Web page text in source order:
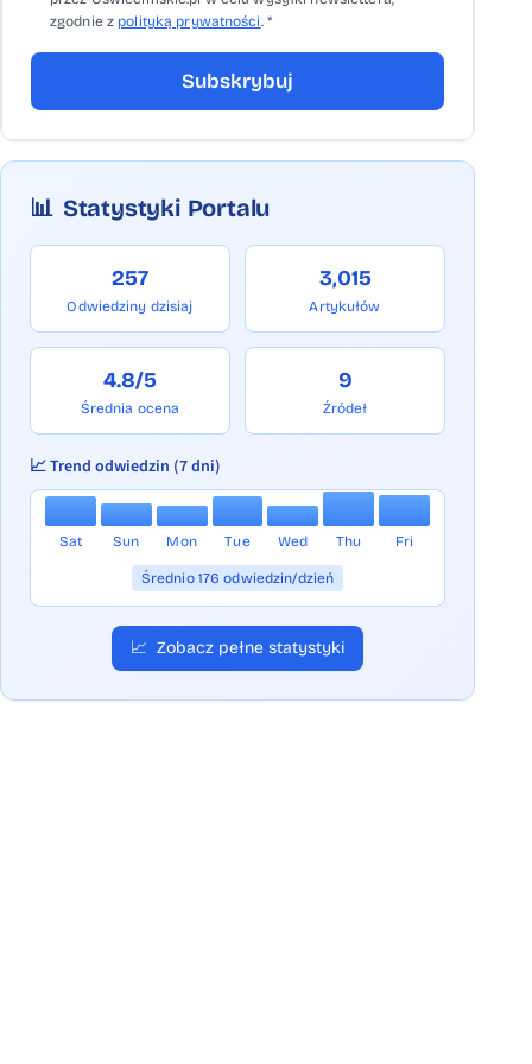
zgodnie z polityką prywatności. *
Subskrybuj
📊 Statystyki Portalu
257
Odwiedziny dzisiaj
3,015
Artykułów
4.8/5
Średnia ocena
9
Źródeł
📈 Trend odwiedzin (7 dni)
Sat Sun Mon Tue Wed Thu Fri
Średnio 176 odwiedzin/dzień
📈 Zobacz pełne statystyki